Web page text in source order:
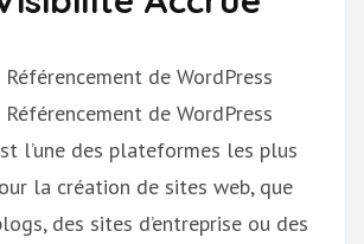
de WordPress
de WordPress
l’une des plateformes les plus
la création de sites web, que
des sites d’entreprise ou des